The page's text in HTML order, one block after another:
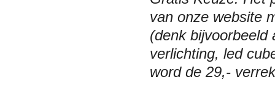
van onze website
(denk bijvoorbeeld
verlichting, led
word de 29,-